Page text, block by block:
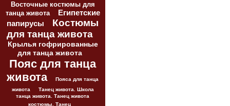
Восточные костюмы для
танца живота
Египетские
папирусы
Костюмы
для танца живота
Крылья гофрированные
для танца живота
Пояс для танца
живота
Пояса для танца
живота
Танец живота. Школа
танца живота. Танец живота
костюмы. Танец